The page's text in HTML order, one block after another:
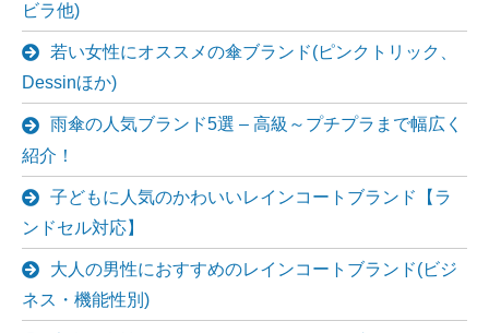
ビラ他)
若い女性にオススメの傘ブランド(ピンクトリック、
Dessinほか)
雨傘の人気ブランド5選 – 高級～プチプラまで幅広く
紹介！
子どもに人気のかわいいレインコートブランド【ラ
ンドセル対応】
大人の男性におすすめのレインコートブランド(ビジ
ネス・機能性別)